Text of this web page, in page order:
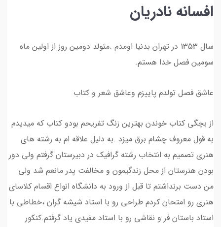
افسانه نادریان
سال 1353 در تهران بدنیا اومدم .متولد دومین روز از اولین ماه
سومین فصل خدا هستم.
عاشق فصل تولدم پاییزم وعاشق شعر و کتاب
از بچگی کتاب خوندن بهترین زنگ تفریحم بودو کتاب که میدیدم
به قول معروف چشام برق میزد .به دلیل علاقه ام به رشته های
هنری تصمیم به انتخاب رشته گرافیک در دبیرستان گرفتم ولی دور
بودن هنرستان از محل زندگیمون و مخالفت پدر مانعم شد ولی
من دست برنداشتم تا قبل از ورود به دانشگاه انواع اقسام کلاسای
هنری رو امتحان کردم طراحی رو با استاد شیشه گران ،خطاطی با
استاد باستان فر و نقاشی رو با استاد مفیدی یاد گرفتم.کنکور